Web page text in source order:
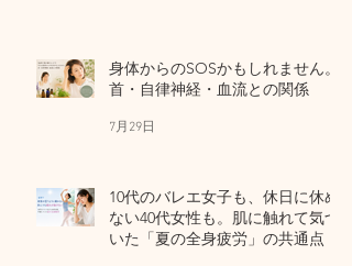
身体からのSOSかもしれません。
首・自律神経・血流との関係
7月29日
10代のバレエ女子も、休日に休め
ない40代女性も。肌に触れて気づ
いた「夏の全身疲労」の共通点